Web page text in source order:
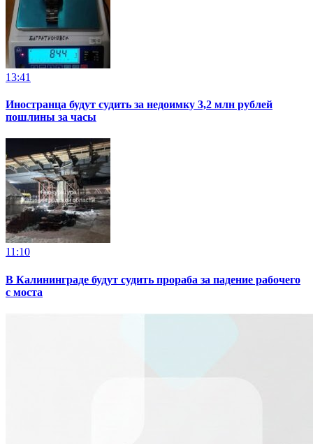
13:41
Иностранца будут судить за недоимку 3,2 млн рублей
пошлины за часы
11:10
В Калининграде будут судить прораба за падение рабочего
с моста